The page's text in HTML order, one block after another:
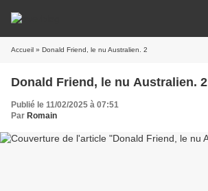
Accueil » Donald Friend, le nu Australien. 2
Donald Friend, le nu Australien. 2
Publié le 11/02/2025 à 07:51
Par Romain